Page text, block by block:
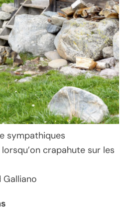
sympathiques
crapahute sur les